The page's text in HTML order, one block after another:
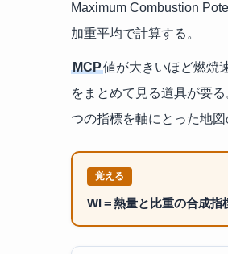
Maximum Combustion
加重平均で計算する。
MCP値が大きいほど燃焼
をまとめて見る道具が要
つの指標を軸にとった地
覚える
WI＝熱量と比重の合成指